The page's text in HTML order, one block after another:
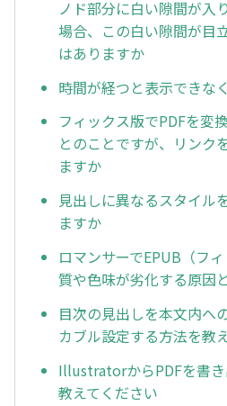
ノド部分に白い隙間が入
場合、この白い隙間が目
はありますか
時間が経つと表示できな
フィックス版でPDFを変
とのことですが、リンク
ますか
見出しに異なるスタイル
ますか
ロマンサーでEPUB（フ
質や色味が劣化する原因
目次の見出しを本文内へ
カブル設定する方法を教
IllustratorからPDFを書
教えてください